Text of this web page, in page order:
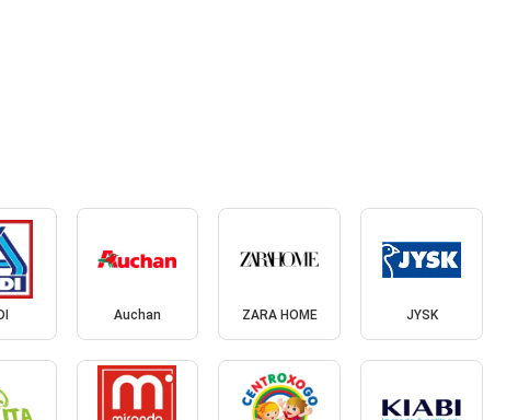
Auchan ZARA HOME JYSK